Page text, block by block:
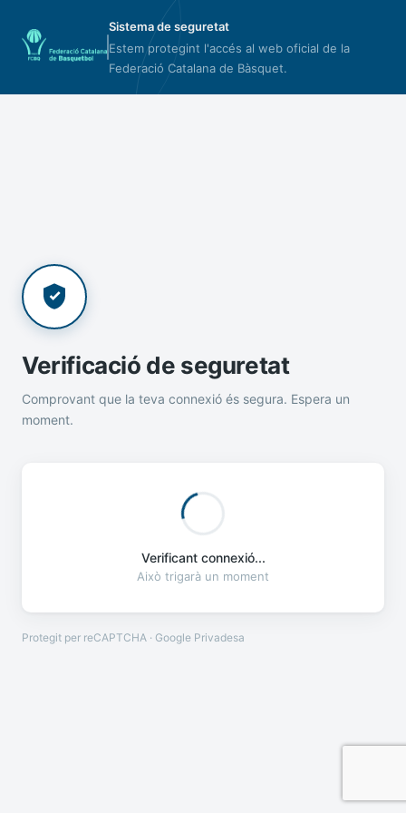
Sistema de seguretat
Estem protegint l'accés al web oficial de la
Federació Catalana de Bàsquet.
Verificació de seguretat
Comprovant que la teva connexió és segura. Espera un
moment.
Verificant connexió...
Això trigarà un moment
Protegit per reCAPTCHA · Google Privadesa